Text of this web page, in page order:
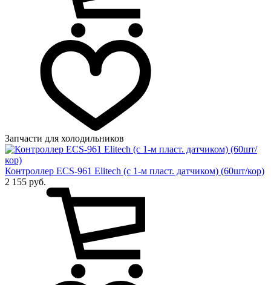
Запчасти для холодильников
Контроллер ECS-961 Elitech (с 1-м пласт. датчиком) (60шт/кор)
2 155 руб.